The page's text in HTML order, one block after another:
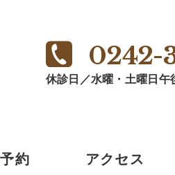
0242-
休診日／水曜・土曜日午
約 アクセス